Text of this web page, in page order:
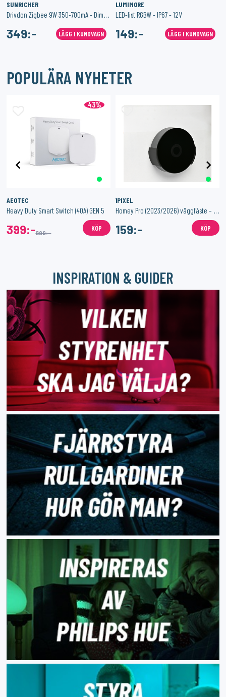
SUNRICHER
Drivdon Zigbee 9W 350-700mA - Dimbart - Konstant ström
349:- LÄGG I KUNDVAGN
LUMIMORE
LED-list RGBW - IP67 - 12V
149:- LÄGG I KUNDVAGN
POPULÄRA NYHETER
43%
AEOTEC
Heavy Duty Smart Switch (40A) GEN 5
399:-699:-
KÖP
1PIXEL
Homey Pro (2023/2026) väggfäste – Stilren och säker väggmontering
159:- KÖP
INSPIRATION & GUIDER